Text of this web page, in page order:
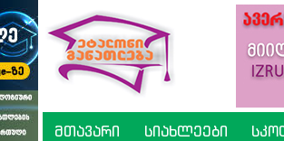
მთავარი სიახლეები